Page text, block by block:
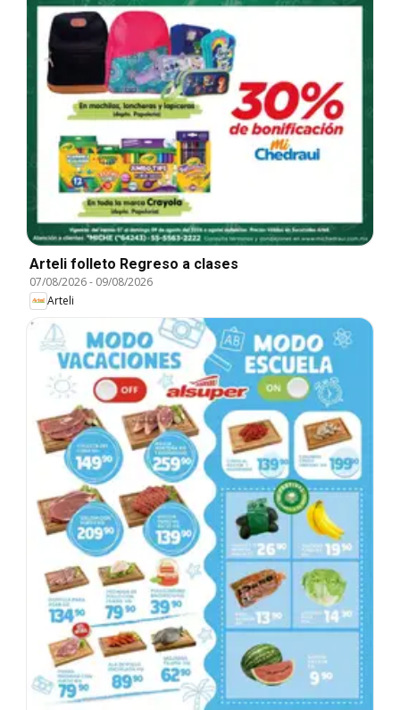
Arteli folleto Regreso a clases
07/08/2026- 09/08/2026
Arteli